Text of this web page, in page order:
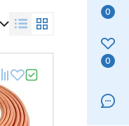
0
0